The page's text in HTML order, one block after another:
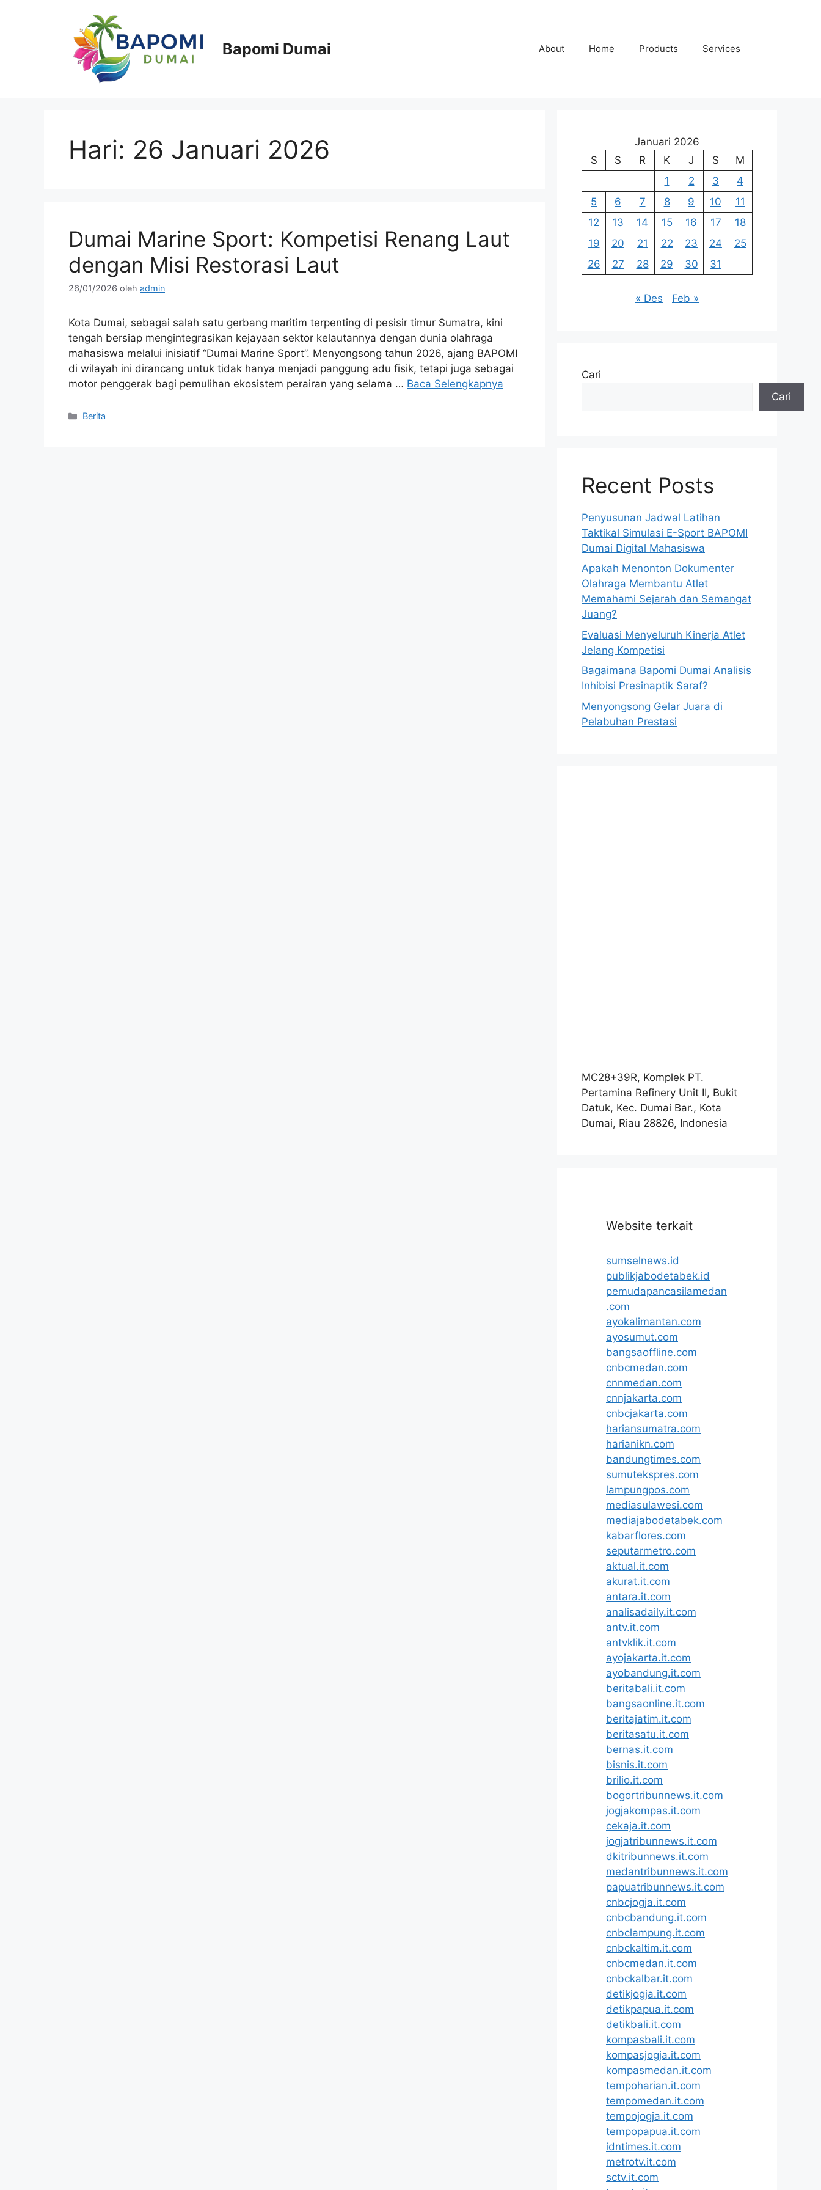
Bapomi Dumai About Home Products Services
Hari: 26 Januari 2026
Dumai Marine Sport: Kompetisi Renang Laut
dengan Misi Restorasi Laut
26/01/2026 oleh admin
Kota Dumai, sebagai salah satu gerbang maritim terpenting di pesisir timur Sumatra, kini
tengah bersiap mengintegrasikan kejayaan sektor kelautannya dengan dunia olahraga
mahasiswa melalui inisiatif “Dumai Marine Sport”. Menyongsong tahun 2026, ajang BAPOMI
di wilayah ini dirancang untuk tidak hanya menjadi panggung adu fisik, tetapi juga sebagai
motor penggerak bagi pemulihan ekosistem perairan yang selama … Baca Selengkapnya
Kategori
Berita
Januari 2026
S
S R K J S
M
1
2 3
4
5
6 7 8 9 10
11
12
13 14 15 16 17
18
19
20 21 22 23 24
25
26
27 28 29 30 31
« Des Feb »
Cari
Cari
Recent Posts
Penyusunan Jadwal Latihan
Taktikal Simulasi E-Sport BAPOMI
Dumai Digital Mahasiswa
Apakah Menonton Dokumenter
Olahraga Membantu Atlet
Memahami Sejarah dan Semangat
Juang?
Evaluasi Menyeluruh Kinerja Atlet
Jelang Kompetisi
Bagaimana Bapomi Dumai Analisis
Inhibisi Presinaptik Saraf?
Menyongsong Gelar Juara di
Pelabuhan Prestasi
MC28+39R, Komplek PT.
Pertamina Refinery Unit II, Bukit
Datuk, Kec. Dumai Bar., Kota
Dumai, Riau 28826, Indonesia
Website terkait
sumselnews.id
publikjabodetabek.id
pemudapancasilamedan
.com
ayokalimantan.com
ayosumut.com
bangsaoffline.com
cnbcmedan.com
cnnmedan.com
cnnjakarta.com
cnbcjakarta.com
hariansumatra.com
harianikn.com
bandungtimes.com
sumutekspres.com
lampungpos.com
mediasulawesi.com
mediajabodetabek.com
kabarflores.com
seputarmetro.com
aktual.it.com
akurat.it.com
antara.it.com
analisadaily.it.com
antv.it.com
antvklik.it.com
ayojakarta.it.com
ayobandung.it.com
beritabali.it.com
bangsaonline.it.com
beritajatim.it.com
beritasatu.it.com
bernas.it.com
bisnis.it.com
brilio.it.com
bogortribunnews.it.com
jogjakompas.it.com
cekaja.it.com
jogjatribunnews.it.com
dkitribunnews.it.com
medantribunnews.it.com
papuatribunnews.it.com
cnbcjogja.it.com
cnbcbandung.it.com
cnbclampung.it.com
cnbckaltim.it.com
cnbcmedan.it.com
cnbckalbar.it.com
detikjogja.it.com
detikpapua.it.com
detikbali.it.com
kompasbali.it.com
kompasjogja.it.com
kompasmedan.it.com
tempoharian.it.com
tempomedan.it.com
tempojogja.it.com
tempopapua.it.com
idntimes.it.com
metrotv.it.com
sctv.it.com